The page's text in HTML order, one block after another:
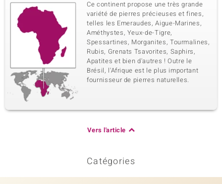
Ce continent propose une très grande
variété de pierres précieuses et fines,
telles les Emeraudes, Aigue-Marines,
Améthystes, Yeux-de-Tigre,
Spessartines, Morganites, Tourmalines,
Rubis, Grenats Tsavorites, Saphirs,
Apatites et bien d'autres ! Outre le
Brésil, l'Afrique est le plus important
fournisseur de pierres naturelles.
Vers l'article
Catégories